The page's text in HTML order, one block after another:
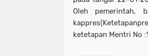
Oleh pemerintah,
ketetapan Mentri No